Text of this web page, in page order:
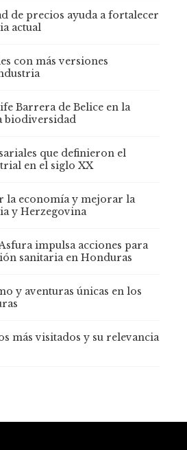
de precios ayuda a fortalecer
actual
con más versiones
Barrera de Belice en la
biodiversidad
que definieron el
en el siglo XX
la economía y mejorar la
y Herzegovina
impulsa acciones para
sanitaria en Honduras
y aventuras únicas en los
más visitados y su relevancia